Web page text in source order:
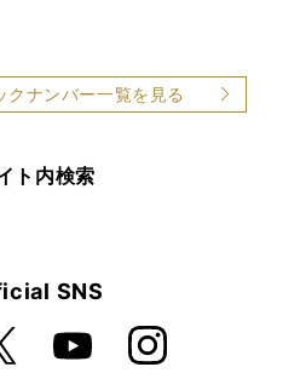
クナンバー一覧を見る
ト内検索
SNS
YouTube Instagra
m